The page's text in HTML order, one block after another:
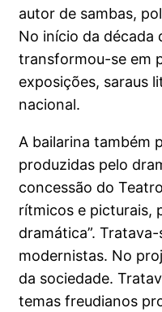
autor de sambas,
No início da década
transformou-se em
exposições, saraus
nacional.
A bailarina também
produzidas pelo
concessão do
rítmicos e picturais,
dramática”.
modernistas. No
da sociedade.
temas freudianos